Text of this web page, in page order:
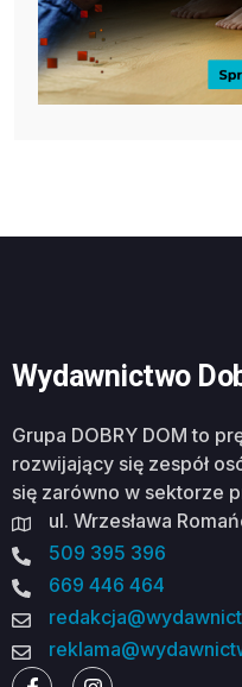
Wydawnictwo
Grupa DOBRY DOM to
rozwijający się zespół
się zarówno w sektorze
ul. Wrzesława
509 395 396
669 446 464